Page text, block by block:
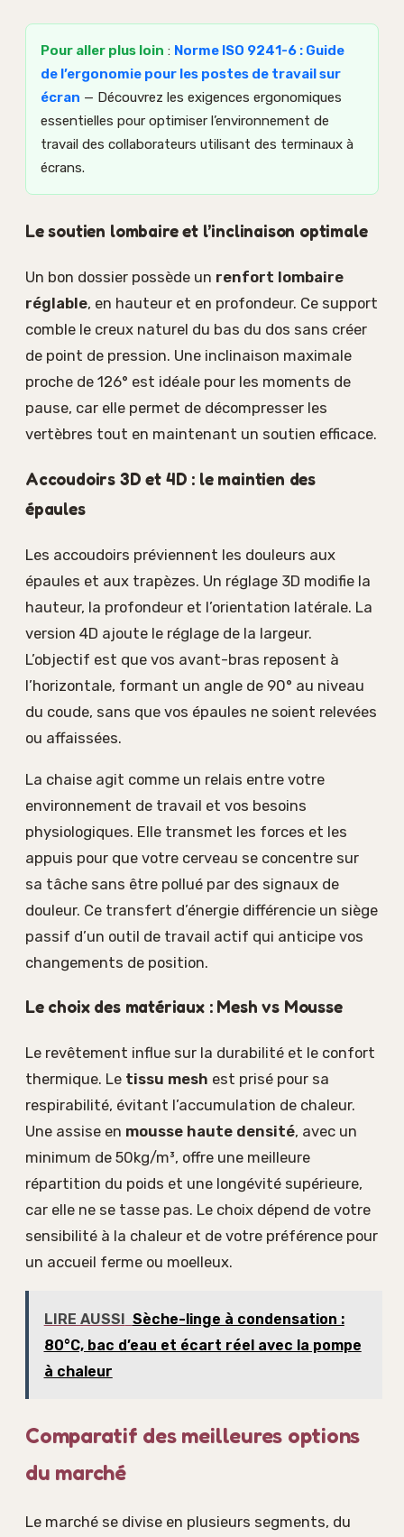
Pour aller plus loin : Norme ISO 9241-6 : Guide
de l’ergonomie pour les postes de travail sur
écran — Découvrez les exigences ergonomiques
essentielles pour optimiser l’environnement de
travail des collaborateurs utilisant des terminaux à
écrans.
Le soutien lombaire et l’inclinaison optimale
Un bon dossier possède un renfort lombaire
réglable, en hauteur et en profondeur. Ce support
comble le creux naturel du bas du dos sans créer
de point de pression. Une inclinaison maximale
proche de 126° est idéale pour les moments de
pause, car elle permet de décompresser les
vertèbres tout en maintenant un soutien efficace.
Accoudoirs 3D et 4D : le maintien des
épaules
Les accoudoirs préviennent les douleurs aux
épaules et aux trapèzes. Un réglage 3D modifie la
hauteur, la profondeur et l’orientation latérale. La
version 4D ajoute le réglage de la largeur.
L’objectif est que vos avant-bras reposent à
l’horizontale, formant un angle de 90° au niveau
du coude, sans que vos épaules ne soient relevées
ou affaissées.
La chaise agit comme un relais entre votre
environnement de travail et vos besoins
physiologiques. Elle transmet les forces et les
appuis pour que votre cerveau se concentre sur
sa tâche sans être pollué par des signaux de
douleur. Ce transfert d’énergie différencie un siège
passif d’un outil de travail actif qui anticipe vos
changements de position.
Le choix des matériaux : Mesh vs Mousse
Le revêtement influe sur la durabilité et le confort
thermique. Le tissu mesh est prisé pour sa
respirabilité, évitant l’accumulation de chaleur.
Une assise en mousse haute densité, avec un
minimum de 50kg/m³, offre une meilleure
répartition du poids et une longévité supérieure,
car elle ne se tasse pas. Le choix dépend de votre
sensibilité à la chaleur et de votre préférence pour
un accueil ferme ou moelleux.
LIRE AUSSI Sèche-linge à condensation :
80°C, bac d’eau et écart réel avec la pompe
à chaleur
Comparatif des meilleures options
du marché
Le marché se divise en plusieurs segments, du